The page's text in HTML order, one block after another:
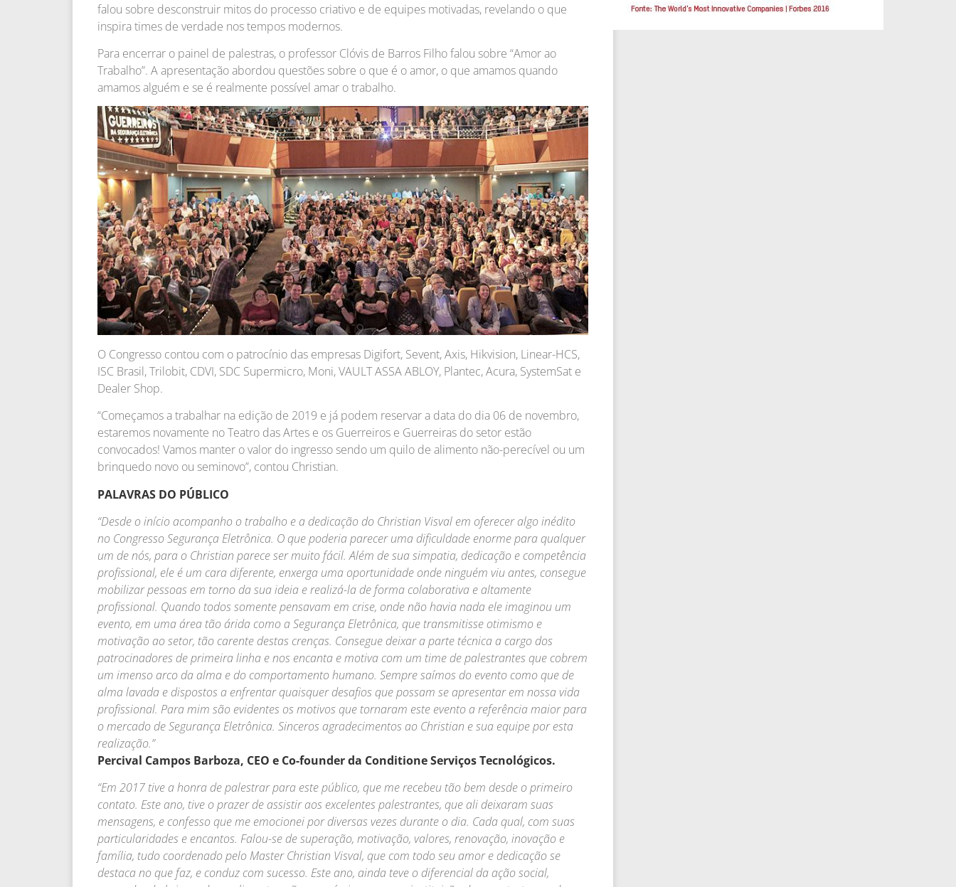
falou sobre desconstruir mitos do processo criativo e de equipes motivadas, revelando o que
inspira times de verdade nos tempos modernos.
Para encerrar o painel de palestras, o professor Clóvis de Barros Filho falou sobre “Amor ao
Trabalho”. A apresentação abordou questões sobre o que é o amor, o que amamos quando
amamos alguém e se é realmente possível amar o trabalho.
O Congresso contou com o patrocínio das empresas Digifort, Sevent, Axis, Hikvision, Linear-HCS,
ISC Brasil, Trilobit, CDVI, SDC Supermicro, Moni, VAULT ASSA ABLOY, Plantec, Acura, SystemSat e
Dealer Shop.
“Começamos a trabalhar na edição de 2019 e já podem reservar a data do dia 06 de novembro,
estaremos novamente no Teatro das Artes e os Guerreiros e Guerreiras do setor estão
convocados! Vamos manter o valor do ingresso sendo um quilo de alimento não-perecível ou um
brinquedo novo ou seminovo”, contou Christian.
PALAVRAS DO PÚBLICO
“Desde o início acompanho o trabalho e a dedicação do Christian Visval em oferecer algo inédito
no Congresso Segurança Eletrônica. O que poderia parecer uma dificuldade enorme para qualquer
um de nós, para o Christian parece ser muito fácil. Além de sua simpatia, dedicação e competência
profissional, ele é um cara diferente, enxerga uma oportunidade onde ninguém viu antes, consegue
mobilizar pessoas em torno da sua ideia e realizá-la de forma colaborativa e altamente
profissional. Quando todos somente pensavam em crise, onde não havia nada ele imaginou um
evento, em uma área tão árida como a Segurança Eletrônica, que transmitisse otimismo e
motivação ao setor, tão carente destas crenças. Consegue deixar a parte técnica a cargo dos
patrocinadores de primeira linha e nos encanta e motiva com um time de palestrantes que cobrem
um imenso arco da alma e do comportamento humano. Sempre saímos do evento como que de
alma lavada e dispostos a enfrentar quaisquer desafios que possam se apresentar em nossa vida
profissional. Para mim são evidentes os motivos que tornaram este evento a referência maior para
o mercado de Segurança Eletrônica. Sinceros agradecimentos ao Christian e sua equipe por esta
realização.”
Percival Campos Barboza, CEO e Co-founder da Conditione Serviços Tecnológicos.
“Em 2017 tive a honra de palestrar para este público, que me recebeu tão bem desde o primeiro
contato. Este ano, tive o prazer de assistir aos excelentes palestrantes, que ali deixaram suas
mensagens, e confesso que me emocionei por diversas vezes durante o dia. Cada qual, com suas
particularidades e encantos. Falou-se de superação, motivação, valores, renovação, inovação e
família, tudo coordenado pelo Master Christian Visval, que com todo seu amor e dedicação se
destaca no que faz, e conduz com sucesso. Este ano, ainda teve o diferencial da ação social,